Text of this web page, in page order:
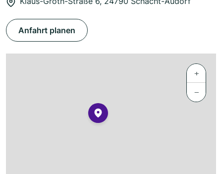
Anfahrt planen
+
−